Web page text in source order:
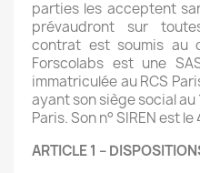
parties les acceptent
prévaudront sur
contrat est soumis au
Forscolabs est une
immatriculée au RCS
ayant son siège social au
Paris. Son n° SIREN est
ARTICLE 1 –